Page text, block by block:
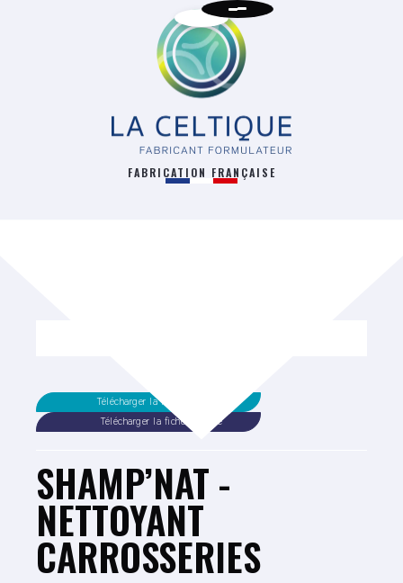
FABRICATION FRANÇAISE
Télécharger la fiche technique
Télécharger la fiche sécurité
SHAMP’NAT -
NETTOYANT
CARROSSERIES